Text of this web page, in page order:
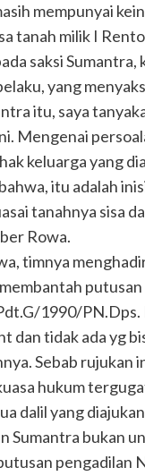
mempunyai
tanah milik I
saksi Sumantra,
yang
itu, saya
Mengenai
keluarga yang
itu adalah
tanahnya sisa
Rowa.
timnya
1990/PN.Dps.
dan tidak ada yg
Sebab rujukan
hukum
dalil yang
Sumantra bukan
pengadilan